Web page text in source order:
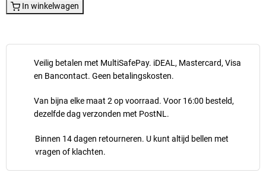
Veilig betalen met MultiSafePay. iDEAL, Mastercard, Visa
en Bancontact. Geen betalingskosten.
Van bijna elke maat 2 op voorraad. Voor 16:00 besteld,
dezelfde dag verzonden met PostNL.
Binnen 14 dagen retourneren. U kunt altijd bellen met
vragen of klachten.
In winkelwagen